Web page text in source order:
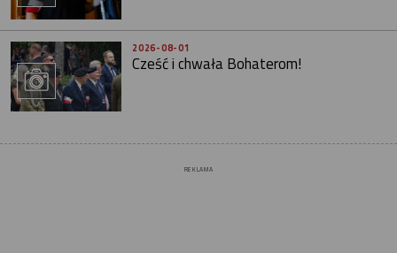
2026-08-01
Cześć i chwała Bohaterom!
REKLAMA